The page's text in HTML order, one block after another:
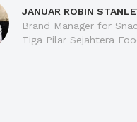
JANUAR ROBIN
Brand Manager for
Tiga Pilar Sejahtera